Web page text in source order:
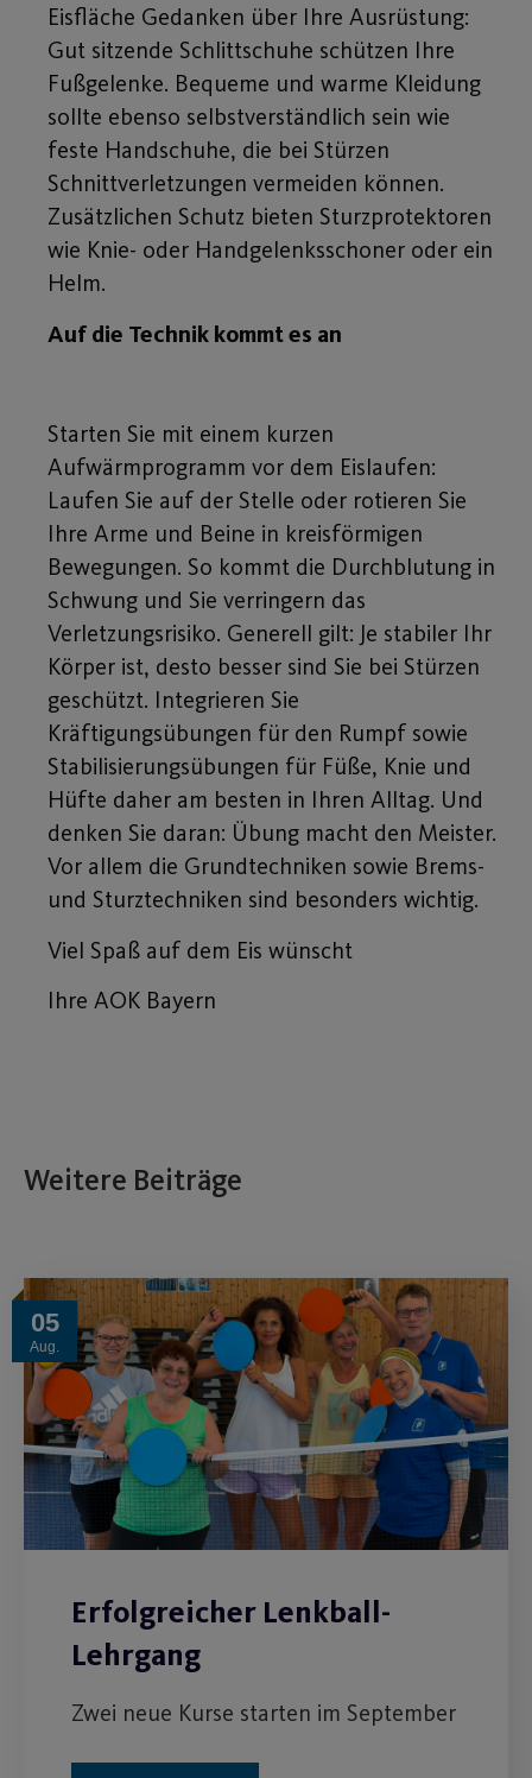
Eisfläche Gedanken über Ihre Ausrüstung:
Gut sitzende Schlittschuhe schützen Ihre
Fußgelenke. Bequeme und warme Kleidung
sollte ebenso selbstverständlich sein wie
feste Handschuhe, die bei Stürzen
Schnittverletzungen vermeiden können.
Zusätzlichen Schutz bieten Sturzprotektoren
wie Knie- oder Handgelenksschoner oder ein
Helm.
Auf die Technik kommt es an
Starten Sie mit einem kurzen
Aufwärmprogramm vor dem Eislaufen:
Laufen Sie auf der Stelle oder rotieren Sie
Ihre Arme und Beine in kreisförmigen
Bewegungen. So kommt die Durchblutung in
Schwung und Sie verringern das
Verletzungsrisiko. Generell gilt: Je stabiler Ihr
Körper ist, desto besser sind Sie bei Stürzen
geschützt. Integrieren Sie
Kräftigungsübungen für den Rumpf sowie
Stabilisierungsübungen für Füße, Knie und
Hüfte daher am besten in Ihren Alltag. Und
denken Sie daran: Übung macht den Meister.
Vor allem die Grundtechniken sowie Brems-
und Sturztechniken sind besonders wichtig.
Viel Spaß auf dem Eis wünscht
Ihre AOK Bayern
Weitere Beiträge
05
Aug.
Erfolgreicher Lenkball-
Lehrgang
Zwei neue Kurse starten im September